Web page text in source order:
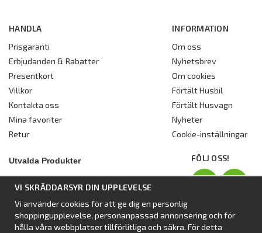
HANDLA
Prisgaranti
Erbjudanden & Rabatter
Presentkort
Villkor
Kontakta oss
Mina favoriter
Retur
INFORMATION
Om oss
Nyhetsbrev
Om cookies
Förtält Husbil
Förtält Husvagn
Nyheter
Cookie-inställningar
Utvalda Produkter
Dometic Stuga Rest
Isabellas Året runt tält Villa
Förtält från Dometic
FÖLJ OSS!
VI SKRÄDDARSYR DIN UPPLEVELSE
Vi använder cookies för att ge dig en personlig
shoppingupplevelse, personanpassad annonsering och för
hålla våra webbplatser tillförlitliga och säkra. För detta